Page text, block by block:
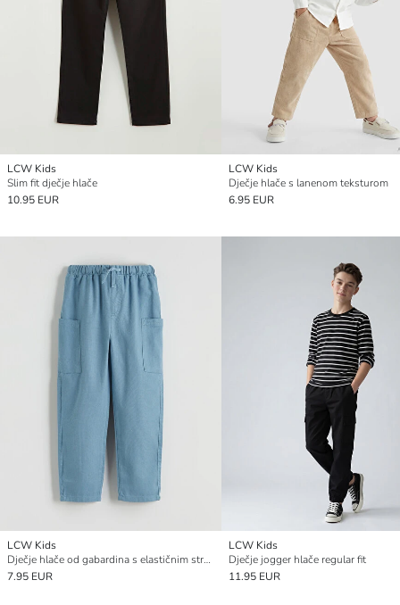
LCW Kids
Slim fit dječje hlače
10.95 EUR
LCW Kids
Dječje hlače s lanenom teksturom
6.95 EUR
LCW Kids
Dječje hlače od gabardina s elastičnim strukom
7.95 EUR
LCW Kids
Dječje jogger hlače regular fit
11.95 EUR